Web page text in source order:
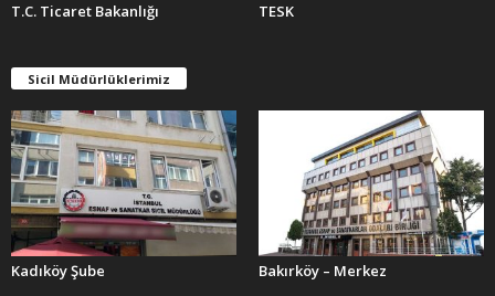
T.C. Ticaret Bakanlığı TESK
Sicil Müdürlüklerimiz
Kadıköy Şube Bakırköy – Merkez